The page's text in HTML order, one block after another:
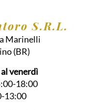
S.R.L.
Marinelli
(BR)
venerdì
18:00
13:00